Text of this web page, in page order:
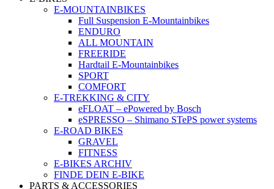
E-MOUNTAINBIKES
Full Suspension E-Mountainbikes
ENDURO
ALL MOUNTAIN
FREERIDE
Hardtail E-Mountainbikes
SPORT
COMFORT
E-TREKKING & CITY
eFLOAT – ePowered by Bosch
eSPRESSO – Shimano STePS power systems
E-ROAD BIKES
GRAVEL
FITNESS
E-BIKES ARCHIV
FINDE DEIN E-BIKE
PARTS & ACCESSORIES